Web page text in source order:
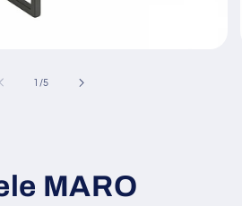
1 /din
5
MARO